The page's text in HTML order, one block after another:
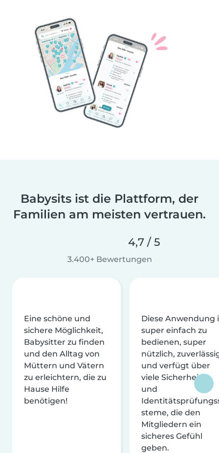
Babysits ist die Plattform, der
Familien am meisten vertrauen.
4,7 / 5
3.400+ Bewertungen
Eine schöne und
sichere Möglichkeit,
Babysitter zu finden
und den Alltag von
Müttern und Vätern
zu erleichtern, die zu
Hause Hilfe
benötigen!
Diese Anwendung
super einfach zu
bedienen, super
nützlich,
und verfügt über
viele Sicherheits-
und
steme, die den
Mitgliedern ein
sicheres Gefühl
geben.